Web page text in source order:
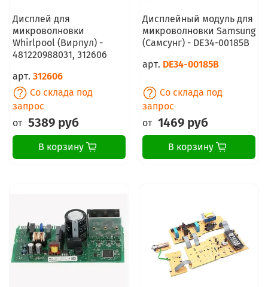
Дисплей для
микроволновки
Whirlpool (Вирпул) -
481220988031, 312606
арт. 312606
Со склада под
запрос
от 5389 руб
В корзину
Дисплейный модуль для
микроволновки Samsung
(Самсунг) - DE34-00185B
арт. DE34-00185B
Со склада под
запрос
от 1469 руб
В корзину